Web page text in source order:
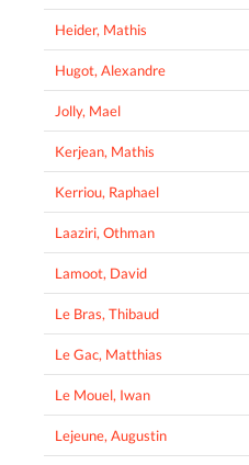
Heider, Mathis
Hugot, Alexandre
Jolly, Mael
Kerjean, Mathis
Kerriou, Raphael
Laaziri, Othman
Lamoot, David
Le Bras, Thibaud
Le Gac, Matthias
Le Mouel, Iwan
Lejeune, Augustin